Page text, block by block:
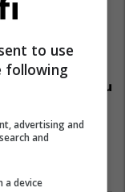
– zbulohet
e Artë
Reklamo këtu
FAFA Sun
to use
following
advertising and
and
a device